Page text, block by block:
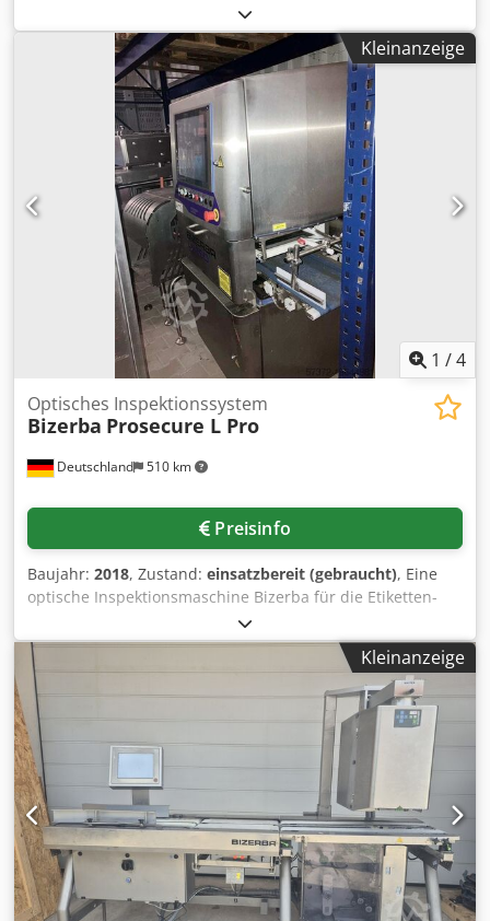
Bestandteile: 1) Geschirr-Durchlaufwaschmaschine. 2)
Möbeln. 3) Klein- und Großküche. 4) Kundenaustattung
wie Tischen, Stühlen und Selbstbedientheken. 5)
Kühlschränke. 6) Fritteusen und Grills. 7) Kassen und
Waagen. 8) Geschirr, Teller usw. 9) Absaugung und
Filtertechnik. Dokumentation vorhanden. Eine
Besichtigung vor Ort ist möglich. Crjdpfxsxc Nhmj Agljf
Kleinanzeige
1 /4
Deutschland 510 km
Optisches Inspektionssystem
Bizerba Prosecure L Pro
Preisinfo
Baujahr: 2018, Zustand: einsatzbereit (gebraucht), Eine
optische Inspektionsmaschine Bizerba für die Etiketten-
und Siegelkontrolle in Verpackungslinien steht zur
Verfügung. Kameratechnik: Dual-Kamera-Konfiguration,
Kameraplatzierung: Ober- und Unterseite,
Förderbandgeschwindigkeit: 90m/min,
Maschinendimensionen X/Y/Z: ca.
2100mm/900mm/1600mm, Gewicht: ca. 600kg.
Dokumentation vorhanden. Eine Besichtigung vor Ort ist
möglich. Cjdow Duvzjpfx Aglsrf
Kleinanzeige